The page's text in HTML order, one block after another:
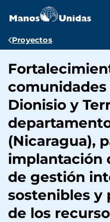
contenido
Ruta
navegación
Proyectos
comunidades
Dionisio y
(Nicaragua),
implantación
de gestión
sostenibles y
de los